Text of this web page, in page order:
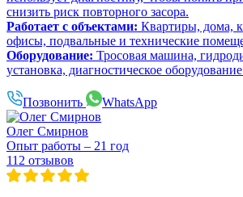
снизить риск повторного засора.
Работает с объектами: Квартиры, дома,
офисы, подвальные и технические
Оборудование: Тросовая машина,
установка, диагностическое
Позвонить WhatsApp
Олег Смирнов
Опыт работы – 21 год
112 отзывов